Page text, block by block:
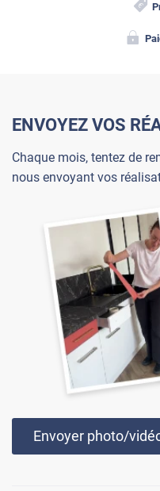
ENVOYEZ VOS
Chaque mois, tentez de
nous envoyant vos
Envoyer photo/